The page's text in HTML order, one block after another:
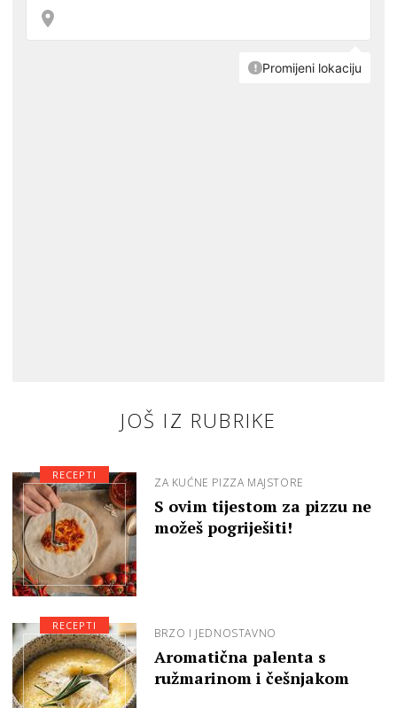
JOŠ IZ RUBRIKE
ZA KUĆNE PIZZA MAJSTORE
S ovim tijestom za pizzu ne
možeš pogriješiti!
RECEPTI
BRZO I JEDNOSTAVNO
Aromatična palenta s
ružmarinom i češnjakom
RECEPTI